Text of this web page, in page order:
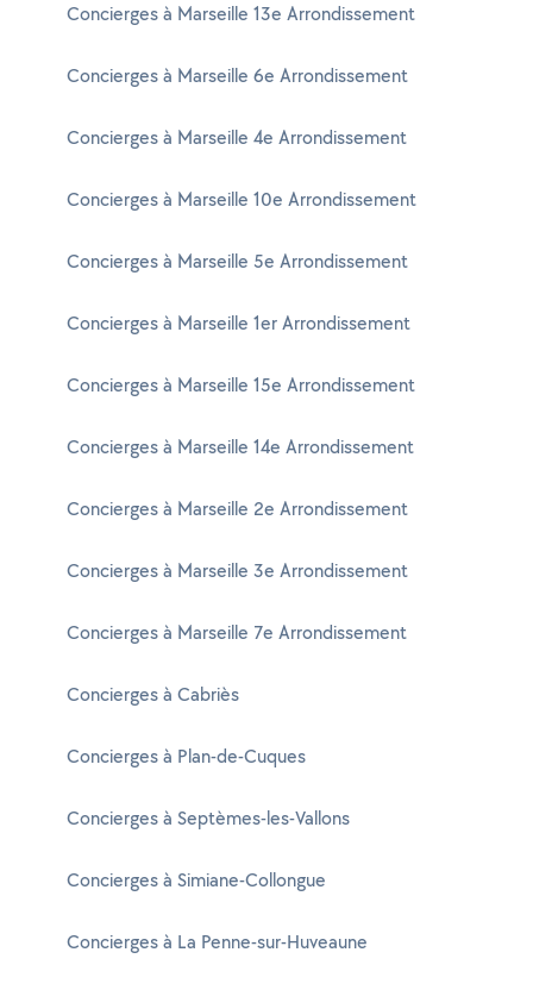
Concierges à Marseille 13e Arrondissement
Concierges à Marseille 6e Arrondissement
Concierges à Marseille 4e Arrondissement
Concierges à Marseille 10e Arrondissement
Concierges à Marseille 5e Arrondissement
Concierges à Marseille 1er Arrondissement
Concierges à Marseille 15e Arrondissement
Concierges à Marseille 14e Arrondissement
Concierges à Marseille 2e Arrondissement
Concierges à Marseille 3e Arrondissement
Concierges à Marseille 7e Arrondissement
Concierges à Cabriès
Concierges à Plan-de-Cuques
Concierges à Septèmes-les-Vallons
Concierges à Simiane-Collongue
Concierges à La Penne-sur-Huveaune